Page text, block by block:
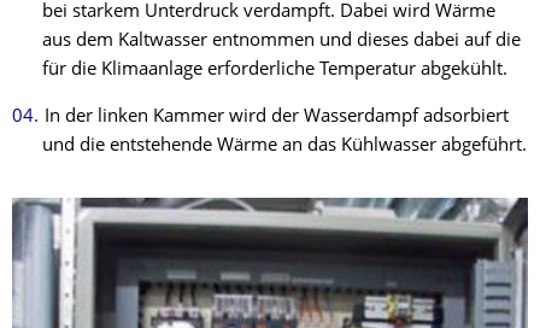
bei starkem Unterdruck verdampft. Dabei wird Wärme
aus dem Kaltwasser entnommen und dieses dabei auf die
für die Klimaanlage erforderliche Temperatur abgekühlt.
In der linken Kammer wird der Wasserdampf adsorbiert
und die entstehende Wärme an das Kühlwasser abgeführt.